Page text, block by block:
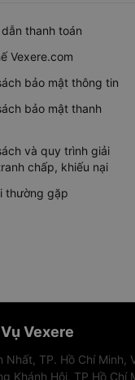
thanh toán
Vexere.com
bảo mật thông tin
bảo mật thanh
và quy trình giải
chấp, khiếu nại
thường gặp
Vexere
TP. Hồ Chí Minh,
Hội, TP Hồ Chí